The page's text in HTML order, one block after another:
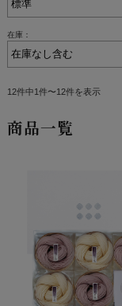
在庫：
12件中1件〜12件を表示
商品一覧